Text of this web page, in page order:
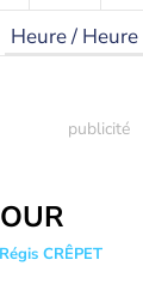
Heure / Heure
Régis CRÊPET